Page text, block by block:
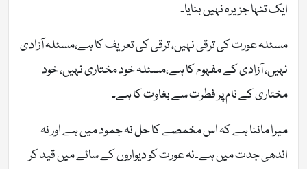
ایک تنہا جزیرہ نہیں بنایا۔
مسئلہ عورت کی ترقی نہیں، ترقی کی تعریف کا ہے،مسئلہ آزادی
نہیں، آزادی کے مفہوم کا ہے،مسئلہ خود مختاری نہیں، خود
مختاری کے نام پر فطرت سے بغاوت کا ہے۔
میرا ماننا ہے کہ اس مخمصے کا حل نہ جمود میں ہے اور نہ
اندھی جدت میں ہے۔نہ عورت کو دیواروں کے سائے میں قید کر